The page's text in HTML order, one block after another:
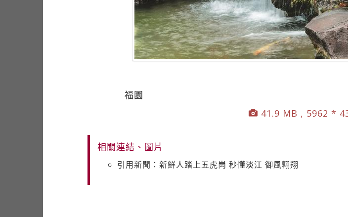
福園
41.9 MB , 5962 *
相關連結、圖片
引用新聞：新鮮人踏上五虎崗 秒懂淡江 御風翺翔